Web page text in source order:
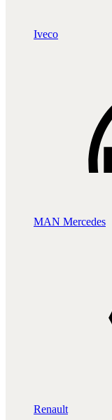
Iveco
MAN Mercedes
Renault